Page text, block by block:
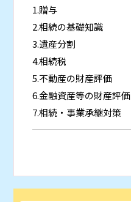
1.贈与
2.相続の基礎知識
3.遺産分割
4.相続税
5.不動産の財産評価
6.金融資産等の財産評価
7.相続・事業承継対策